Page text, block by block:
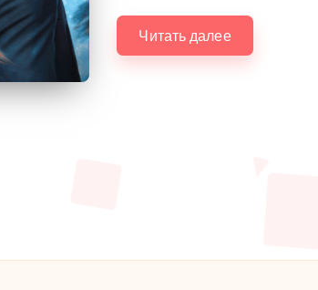
Читать далее